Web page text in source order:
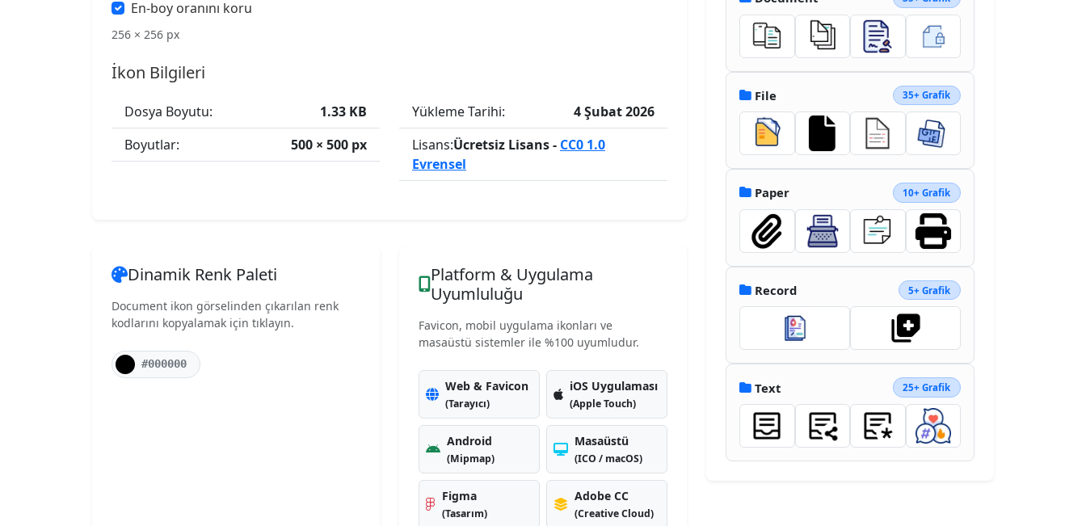
En-boy oranını koru
256 × 256 px
İkon Bilgileri
Dosya Boyutu:
1.33 KB
Boyutlar:
500 × 500 px
Yükleme Tarihi:
4 Şubat 2026
Lisans:Ücretsiz Lisans - CC0 1.0
Evrensel
Dinamik Renk Paleti
Document ikon görselinden çıkarılan renk
kodlarını kopyalamak için tıklayın.
#000000
Platform & Uygulama
Uyumluluğu
Favicon, mobil uygulama ikonları ve
masaüstü sistemler ile %100 uyumludur.
Web & Favicon
(Tarayıcı)
iOS Uygulaması
(Apple Touch)
Android
(Mipmap)
Masaüstü
(ICO / macOS)
Figma
(Tasarım)
Adobe CC
(Creative Cloud)
File 35+ Grafik
Paper 10+ Grafik
Record 5+ Grafik
Text 25+ Grafik